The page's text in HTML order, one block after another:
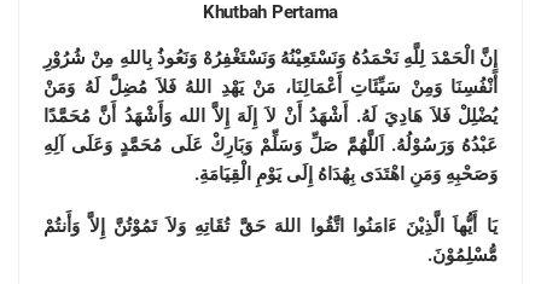
Khutbah Pertama
إِنَّ الْحَمْدَ لِلَّهِ نَحْمَدُهُ وَنَسْتَعِيْنُهُ وَنَسْتَغْفِرُهْ وَنَعُوذُ بِاللهِ مِنْ شُرُوْرِ
أَنْفُسِنَا وَمِنْ سَيِّئَاتِ أَعْمَالِنَا، مَنْ يَهْدِ اللهُ فَلاَ مُضِلَّ لَهُ وَمَنْ
يُضْلِلْ فَلاَ هَادِيَ لَهُ. أَشْهَدُ أَنْ لاَ إِلَهَ إِلاَّ الله وَأَشْهَدُ أَنَّ مُحَمَّدًا
عَبْدُهُ وَرَسُوْلُهُ. اَللَّهُمَّ صَلِّ وَسَلِّمْ وَبَارِكْ عَلَى مُحَمَّدٍ وَعَلَى آلِهِ
وَصَحْبِهِ وَمَنِ اهْتَدَى بِهُدَاهُ إِلَى يَوْمِ الْقِيَامَةِ.
يَا أَيُّهاَ الَّذِيْنَ ءَامَنُوا اتَّقُوا اللهَ حَقَّ تُقَاتِهِ وَلاَ تَمُوْتُنَّ إِلاَّ وَأَنتُمْ
مُّسْلِمُوْنَ.